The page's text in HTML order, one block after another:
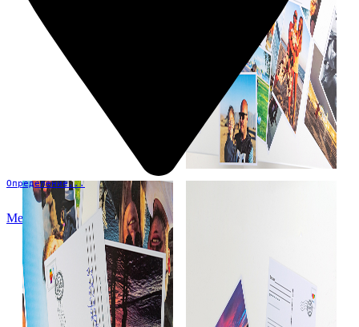
Определение...
Меню